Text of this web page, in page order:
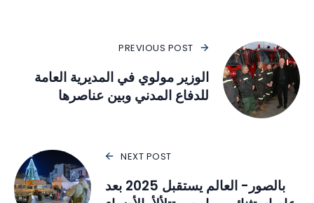
PREVIOUS POST
الوزير مولوي في المديرية العامة
للدفاع المدني وبين عناصرها
NEXT POST
بالصور- العالم يستقبل 2025 بعد